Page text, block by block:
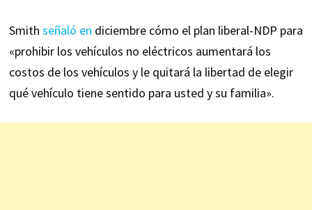
Smith señaló en diciembre cómo el plan liberal-NDP para
«prohibir los vehículos no eléctricos aumentará los
costos de los vehículos y le quitará la libertad de elegir
qué vehículo tiene sentido para usted y su familia».